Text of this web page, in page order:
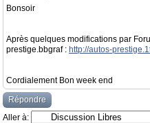
Bonsoir
Après quelques modifications par
prestige.bbgraf : http://autos-
Cordialement Bon week end
Répondre
Aller à: